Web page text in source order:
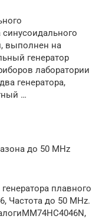
выполнен на
генератор
лаборатории
генератора,
…
до 50 MHz
плавного
Частота до 50 MHz.